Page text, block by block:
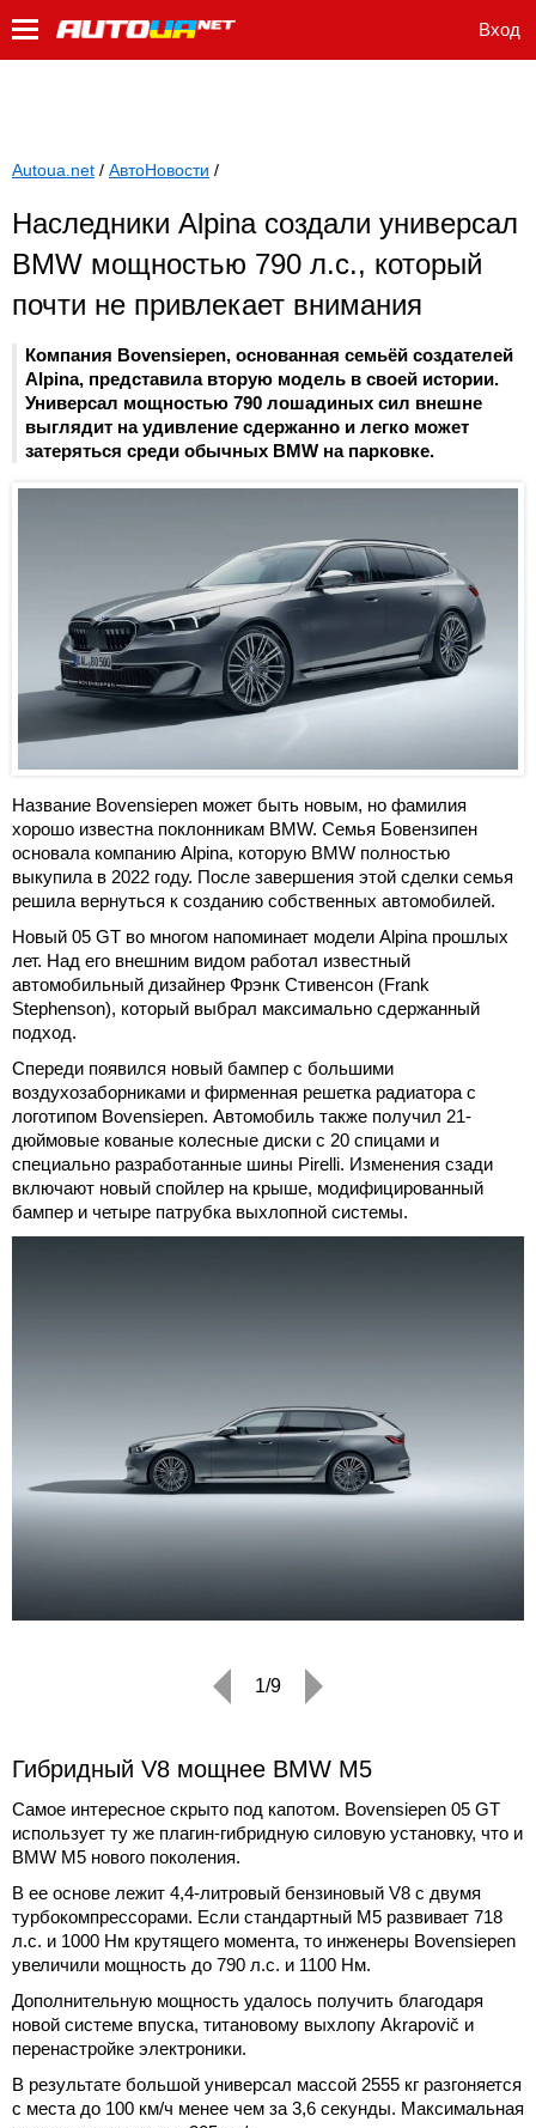
Вход
Autoua.net / АвтоНовости /
Наследники Alpina создали универсал
BMW мощностью 790 л.с., который
почти не привлекает внимания
Компания Bovensiepen, основанная семьёй создателей
Alpina, представила вторую модель в своей истории.
Универсал мощностью 790 лошадиных сил внешне
выглядит на удивление сдержанно и легко может
затеряться среди обычных BMW на парковке.
Название Bovensiepen может быть новым, но фамилия
хорошо известна поклонникам BMW. Семья Бовензипен
основала компанию Alpina, которую BMW полностью
выкупила в 2022 году. После завершения этой сделки семья
решила вернуться к созданию собственных автомобилей.
Новый 05 GT во многом напоминает модели Alpina прошлых
лет. Над его внешним видом работал известный
автомобильный дизайнер Фрэнк Стивенсон (Frank
Stephenson), который выбрал максимально сдержанный
подход.
Спереди появился новый бампер с большими
воздухозаборниками и фирменная решетка радиатора с
логотипом Bovensiepen. Автомобиль также получил 21-
дюймовые кованые колесные диски с 20 спицами и
специально разработанные шины Pirelli. Изменения сзади
включают новый спойлер на крыше, модифицированный
бампер и четыре патрубка выхлопной системы.
1/9
Гибридный V8 мощнее BMW M5
Самое интересное скрыто под капотом. Bovensiepen 05 GT
использует ту же плагин-гибридную силовую установку, что и
BMW M5 нового поколения.
В ее основе лежит 4,4-литровый бензиновый V8 с двумя
турбокомпрессорами. Если стандартный M5 развивает 718
л.с. и 1000 Нм крутящего момента, то инженеры Bovensiepen
увеличили мощность до 790 л.с. и 1100 Нм.
Дополнительную мощность удалось получить благодаря
новой системе впуска, титановому выхлопу Akrapovič и
перенастройке электроники.
В результате большой универсал массой 2555 кг разгоняется
с места до 100 км/ч менее чем за 3,6 секунды. Максимальная